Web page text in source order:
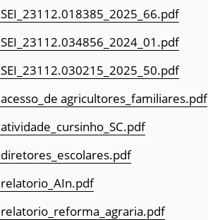
SEI_23112.018385_2025_66.pdf
SEI_23112.034856_2024_01.pdf
SEI_23112.030215_2025_50.pdf
acesso_de agricultores_familiares.pdf
atividade_cursinho_SC.pdf
diretores_escolares.pdf
relatorio_AIn.pdf
relatorio_reforma_agraria.pdf